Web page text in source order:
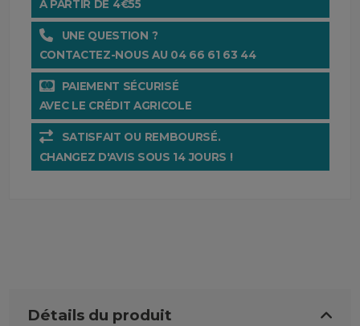
À PARTIR DE 4€55
UNE QUESTION ?
CONTACTEZ-NOUS AU 04 66 61 63 44
PAIEMENT SÉCURISÉ
AVEC LE CRÉDIT AGRICOLE
SATISFAIT OU REMBOURSÉ.
CHANGEZ D'AVIS SOUS 14 JOURS !
Détails du produit